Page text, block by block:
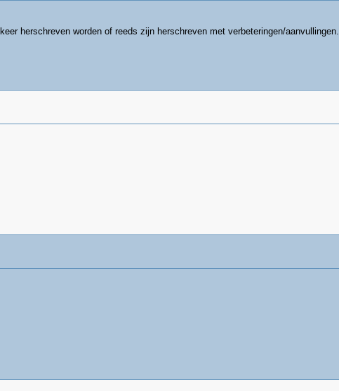
herschreven worden of reeds zijn herschreven met verbeteringen/aanvullingen.